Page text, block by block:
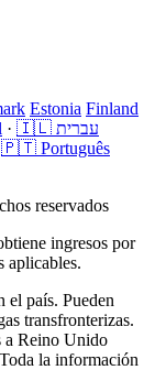
Estonia Finland
·
🇮🇱 עברית
🇵🇹 Português
reservados
ingresos por
aplicables.
el país. Pueden
transfronterizas.
a Reino Unido
la información